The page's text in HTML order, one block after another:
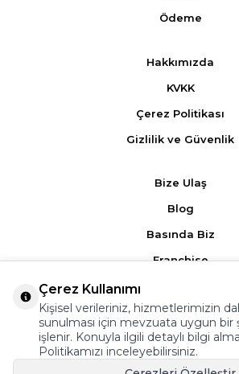
Ödeme
Hakkımızda
KVKK
Çerez Politikası
Gizlilik ve Güvenlik
Bize Ulaş
Blog
Basında Biz
Franchise
Ürün Yorumları
Kampanyalar
Üyelik Sözleşmesi
Çerez Kullanımı
Kişisel verileriniz, hizmetlerimizin
sunulması için mevzuata uygun bir
işlenir. Konuyla ilgili detaylı bilgi
Politikamızı inceleyebilirsiniz.